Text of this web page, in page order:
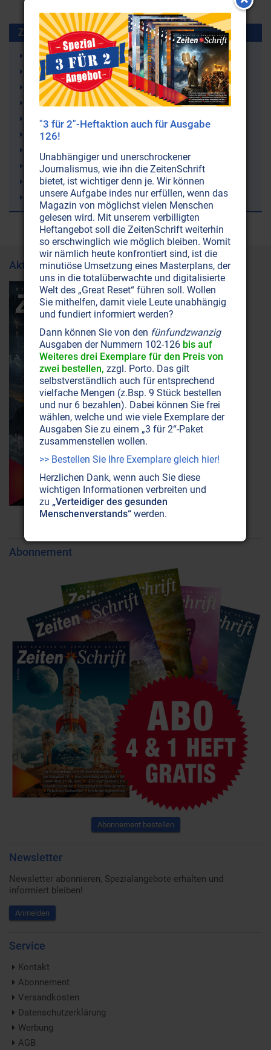
Zuletzt gesuchte Stichworte
Wasserkreislauf
Selbstliebe (-annahme)
Bluthochdruck
Strahlenschutz
Just Nuisance (ein Hund)
Leukämie
Erde
Atomenergie
Sergej N. Lazarev
Aktuelle Ausgabe
Zum Inhalt Ausgabe kaufen
Abonnement
Abonnement bestellen
Newsletter
Newsletter abonnieren, Spezialangebote erhalten und
informiert bleiben!
Anmelden
Service
Kontakt
Abonnement
Versandkosten
Datenschutzerklärung
Werbung
AGB
"3 für 2"-Heftaktion auch für Ausgabe
126!
Unabhängiger und unerschrockener
Journalismus, wie ihn die ZeitenSchrift
bietet, ist wichtiger denn je. Wir können
unsere Aufgabe indes nur erfüllen, wenn das
Magazin von möglichst vielen Menschen
gelesen wird. Mit unserem verbilligten
Heftangebot soll die ZeitenSchrift weiterhin
so erschwinglich wie möglich bleiben. Womit
wir nämlich heute konfrontiert sind, ist die
minutiöse Umsetzung eines Masterplans, der
uns in die totalüberwachte und digitalisierte
Welt des „Great Reset“ führen soll. Wollen
Sie mithelfen, damit viele Leute unabhängig
und fundiert informiert werden?
Dann können Sie von den fünfundzwanzig
Ausgaben der Nummern 102-126 bis auf
Weiteres drei Exemplare für den Preis von
zwei bestellen, zzgl. Porto. Das gilt
selbstverständlich auch für entsprechend
vielfache Mengen (z.Bsp. 9 Stück bestellen
und nur 6 bezahlen). Dabei können Sie frei
wählen, welche und wie viele Exemplare der
Ausgaben Sie zu einem „3 für 2“-Paket
zusammenstellen wollen.
>> Bestellen Sie Ihre Exemplare gleich hier!
Herzlichen Dank, wenn auch Sie diese
wichtigen Informationen verbreiten und
zu „Verteidiger des gesunden
Menschenverstands“ werden.